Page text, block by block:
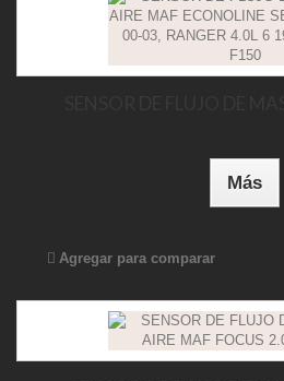
Más
Agregar para comparar